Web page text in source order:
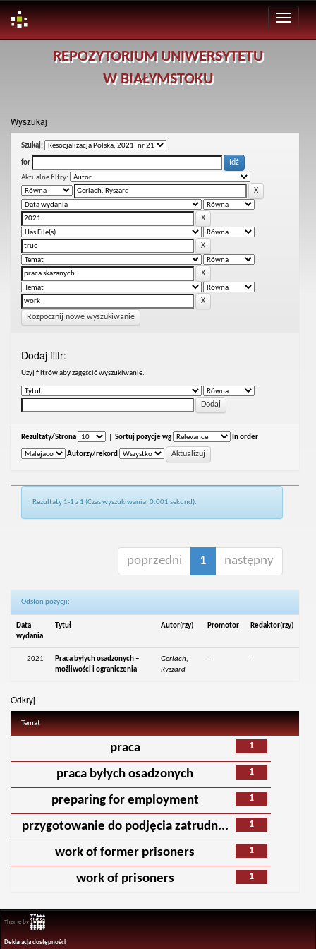
REPOZYTORIUM UNIWERSYTETU
W BIAŁYMSTOKU
Wyszukaj
Szukaj:
for
Aktualne filtry:
Rozpocznij nowe wyszukiwanie
Dodaj filtr:
Uzyj filtrów aby zagęścić wyszukiwanie.
Rezultaty/Strona Sortuj pozycje wg In order
Autorzy/rekord
Rezultaty 1-1 z 1 (Czas wyszukiwania: 0.001 sekund).
poprzedni 1 następny
Odsłon pozycji:
Data
wydania
Tytuł Autor(rzy) Promotor Redaktor(rzy)
2021
Praca byłych osadzonych –
możliwości i ograniczenia
Gerlach,
Ryszard
- -
Odkryj
Temat
1
praca
1
praca byłych osadzonych
1
preparing for employment
1
przygotowanie do podjęcia zatrudn...
1
work of former prisoners
1
work of prisoners
Theme by
Deklaracja dostępności